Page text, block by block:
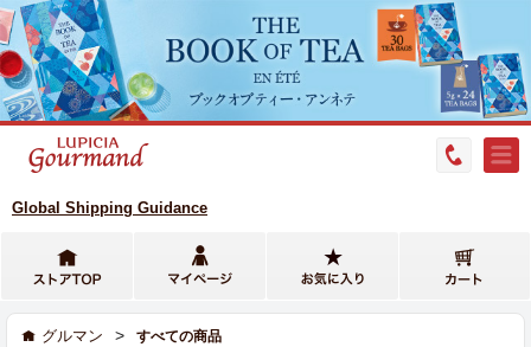
Global Shipping Guidance
グルマン > すべての商品